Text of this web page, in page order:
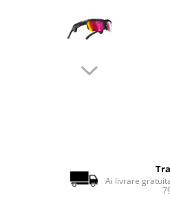
Ai livrare